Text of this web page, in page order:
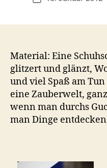
Material: Eine
glitzert und glänzt,
und viel Spaß am
eine Zauberwelt,
wenn man durchs
man Dinge